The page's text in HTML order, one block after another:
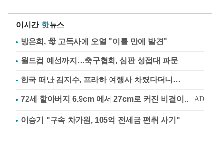
이시간 핫뉴스
방은희, 母 고독사에 오열 "이틀 만에 발견"
월드컵 예선까지…축구협회, 심판 성접대 파문
한국 떠난 김지수, 프라하 여행사 차렸다더니…
이승기 "구속 차가원, 105억 전세금 편취 사기"